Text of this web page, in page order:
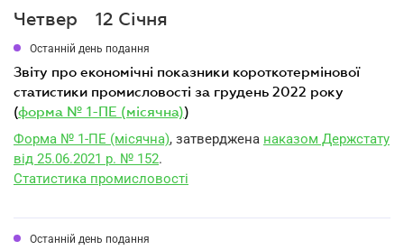
Четвер 12 Січня
Останній день подання
звіту про економічні показники короткотермінової
статистики промисловості за грудень 2022 року
(форма № 1-ПЕ (місячна))
Форма № 1-ПЕ (місячна), затверджена наказом Держстату
від 25.06.2021 р. № 152.
Статистика промисловості
Останній день подання